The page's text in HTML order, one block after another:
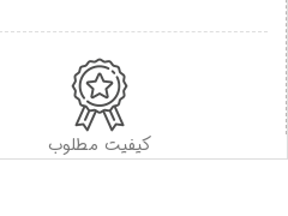
کیفیت مطلوب